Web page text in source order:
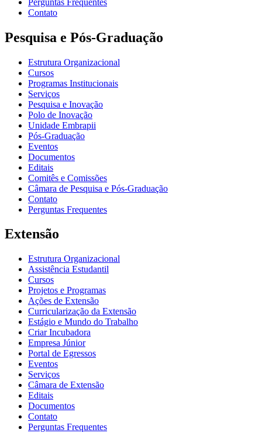
Contato
Pesquisa e Pós-Graduação
Estrutura Organizacional
Cursos
Programas Institucionais
Serviços
Pesquisa e Inovação
Polo de Inovação
Unidade Embrapii
Pós-Graduação
Eventos
Documentos
Editais
Comitês e Comissões
Câmara de Pesquisa e Pós-Graduação
Contato
Perguntas Frequentes
Extensão
Estrutura Organizacional
Assistência Estudantil
Cursos
Projetos e Programas
Ações de Extensão
Curricularização da Extensão
Estágio e Mundo do Trabalho
Criar Incubadora
Empresa Júnior
Portal de Egressos
Eventos
Serviços
Câmara de Extensão
Editais
Documentos
Contato
Perguntas Frequentes